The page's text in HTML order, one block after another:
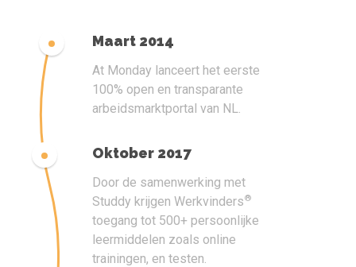
Maart 2014
At Monday lanceert het eerste
100% open en transparante
arbeidsmarktportal van NL.
Oktober 2017
Door de samenwerking met
Studdy krijgen Werkvinders®
toegang tot 500+ persoonlijke
leermiddelen zoals online
trainingen, en testen.